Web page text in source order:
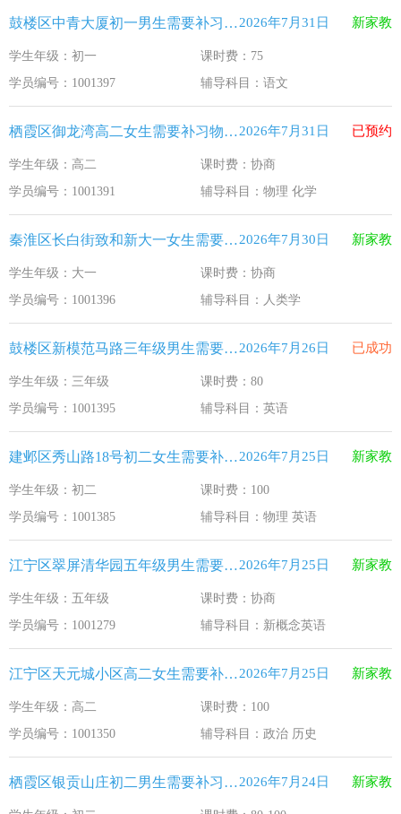
省教育厅最新发文！事关2026年普通高校综合评价招生改革 2026-4-10
我市2026年春季学期学生资助申请开始
速看！新学期开学安全提示！
致全省中小学生家长的一封信 2026-2-3
教育部关于做好2026年普通高校招生工作的通知 [教学(
江苏33个！教育部最新认定2025年第一批义务教育优质均
2025年12月江苏教育考试月历 2025-12-1
鼓楼区中青大厦初一男生需要补习语文2026年7月31日 新家教
学生年级：初一
课时费：75
学员编号：1001397
辅导科目：语文
栖霞区御龙湾高二女生需要补习物理 化学2026年7月31日 已预约
学生年级：高二
课时费：协商
学员编号：1001391
辅导科目：物理 化学
秦淮区长白街致和新大一女生需要补习人类学2026年7月30日 新家教
学生年级：大一
课时费：协商
学员编号：1001396
辅导科目：人类学
鼓楼区新模范马路三年级男生需要补习英语2026年7月26日 已成功
学生年级：三年级
课时费：80
学员编号：1001395
辅导科目：英语
建邺区秀山路18号初二女生需要补习物理 英语2026年7月25日 新家教
学生年级：初二
课时费：100
学员编号：1001385
辅导科目：物理 英语
江宁区翠屏清华园五年级男生需要补习新概念英语2026年7月25日 新家教
学生年级：五年级
课时费：协商
学员编号：1001279
辅导科目：新概念英语
江宁区天元城小区高二女生需要补习政治 历史2026年7月25日 新家教
学生年级：高二
课时费：100
学员编号：1001350
辅导科目：政治 历史
栖霞区银贡山庄初二男生需要补习英语2026年7月24日 新家教